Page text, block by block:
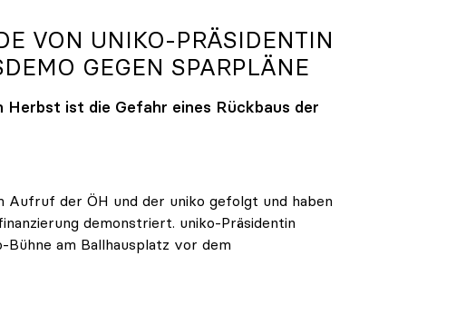
VON UNIKO-PRÄSIDENTIN
GEGEN SPARPLÄNE
Herbst ist die Gefahr eines Rückbaus der
Aufruf der ÖH und der uniko gefolgt und haben
demonstriert. uniko-Präsidentin
am Ballhausplatz vor dem